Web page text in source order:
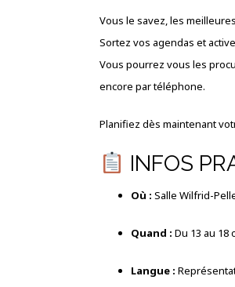
Vous le savez, les
Sortez vos agendas et
Vous pourrez vous les
encore par téléphone.
Planifiez dès maintenant
INFOS
Où : Salle Wilfrid-
Quand : Du 13 au 18
Langue :